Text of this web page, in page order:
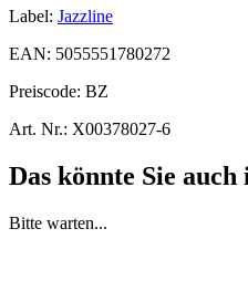
Label: Jazzline
EAN: 5055551780272
Preiscode: BZ
Art. Nr.: X00378027-6
Das könnte Sie auch
Bitte warten...